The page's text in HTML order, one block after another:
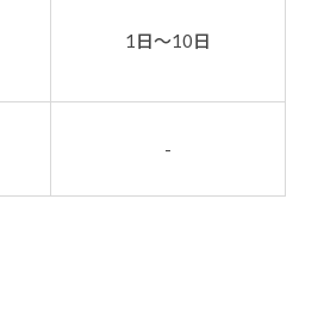
1日～10日
-